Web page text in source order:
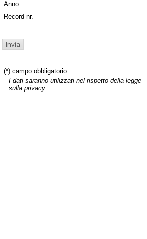
Anno:
Record nr.
(*) campo obbligatorio
I dati saranno utilizzati nel rispetto della legge
sulla privacy.